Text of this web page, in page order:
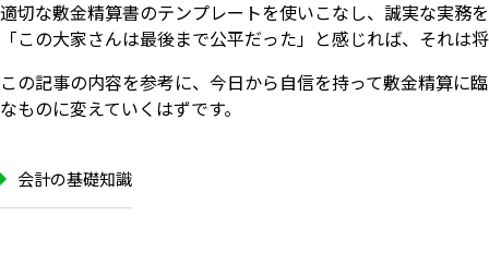
適切な敷金精算書のテンプレートを使いこなし、誠実な実務
「この大家さんは最後まで公平だった」と感じれば、それは
この記事の内容を参考に、今日から自信を持って敷金精算に
なものに変えていくはずです。
会計の基礎知識